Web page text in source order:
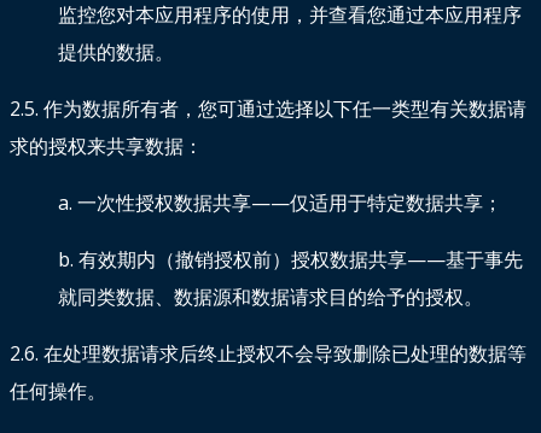
监控您对本应用程序的使用，并查看您通过本应用程序
提供的数据。
2.5. 作为数据所有者，您可通过选择以下任一类型有关数据请
求的授权来共享数据：
a. 一次性授权数据共享——仅适用于特定数据共享；
b. 有效期内（撤销授权前）授权数据共享——基于事先
就同类数据、数据源和数据请求目的给予的授权。
2.6. 在处理数据请求后终止授权不会导致删除已处理的数据等
任何操作。